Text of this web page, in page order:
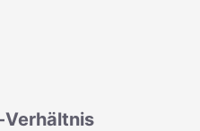
Verhältnis